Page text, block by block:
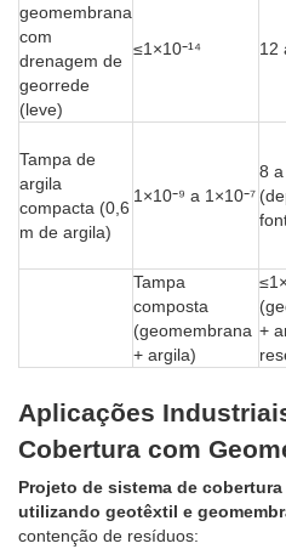
geomembrana
com
drenagem de
georrede
(leve)
≤1×10⁻¹⁴ 12
Tampa de
argila
compacta (0,6
m de argila)
1×10⁻⁹ a 1×10⁻⁷
8
Tampa
composta
(geomembrana
+ argila)
+
Aplicações
Cobertura com
Projeto de sistema de
utilizando geotêxtil e
contenção de resíduos: